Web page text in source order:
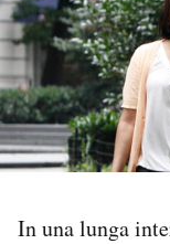
PODCAST
NEWSLETTER
I MIEI
In una lunga